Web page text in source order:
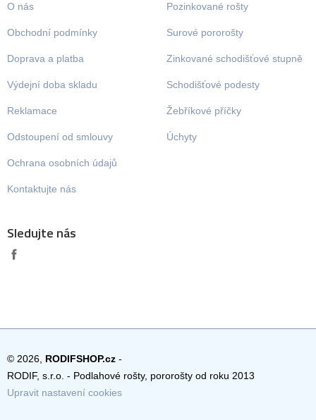
O nás
Obchodní podmínky
Doprava a platba
Výdejní doba skladu
Reklamace
Odstoupení od smlouvy
Ochrana osobních údajů
Kontaktujte nás
Pozinkované rošty
Surové pororošty
Zinkované schodišťové stupně
Schodišťové podesty
Žebříkové příčky
Úchyty
Sledujte nás
© 2026, RODIFSHOP.cz -
RODIF, s.r.o. - Podlahové rošty, pororošty od roku 2013
Upravit nastavení cookies